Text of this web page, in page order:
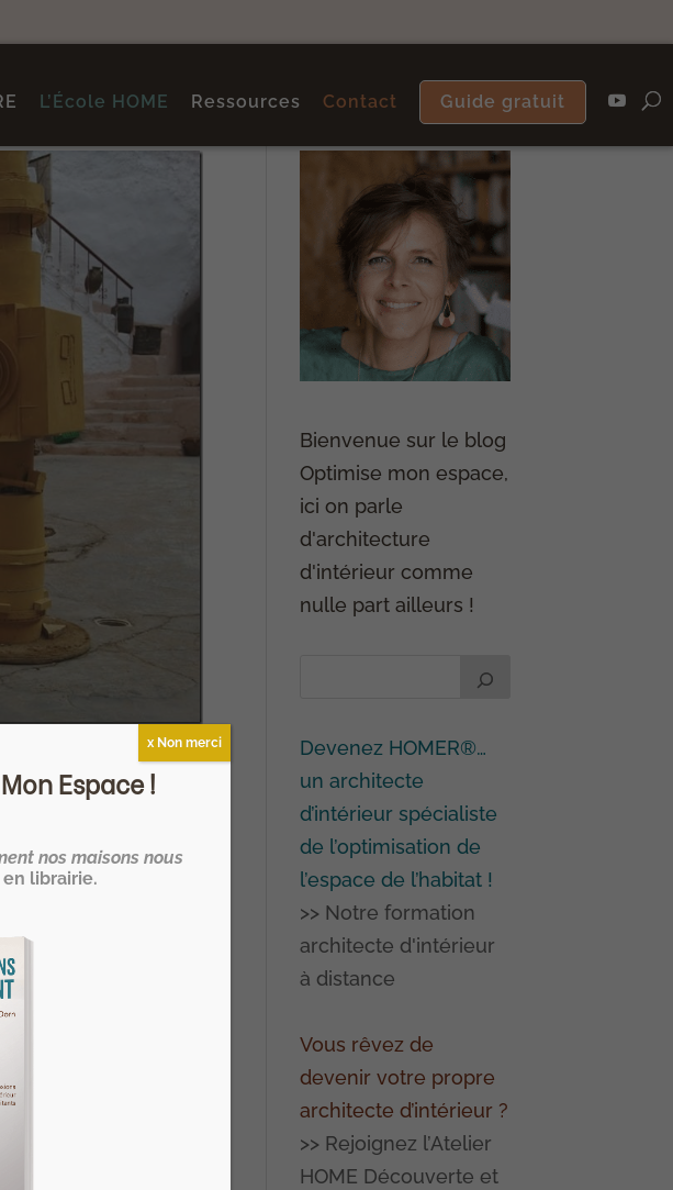
L’École HOME Ressources Contact Guide gratuit
des
ça que
Mais ce
tout droit de...
Bienvenue sur le blog
Optimise mon espace,
ici on parle
d'architecture
d'intérieur comme
nulle part ailleurs !
Devenez HOMER®…
un architecte
d’intérieur spécialiste
de l’optimisation de
l’espace de l’habitat !
>> Notre formation
architecte d'intérieur
à distance
Vous rêvez de
devenir votre propre
architecte d’intérieur ?
>> Rejoignez l’Atelier
HOME Découverte et
Espace !
nos maisons nous
librairie.
x Non merci